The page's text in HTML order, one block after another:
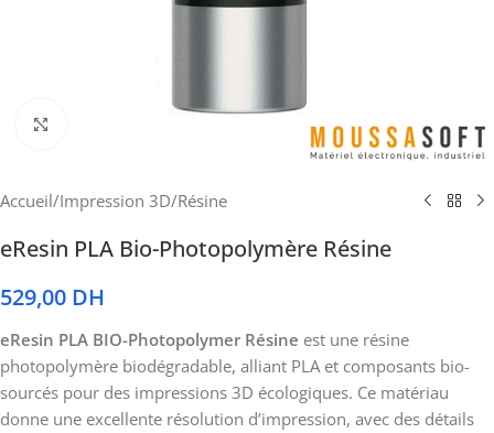
Accueil/Impression 3D/Résine
eResin PLA Bio-Photopolymère Résine
529,00 DH
eResin PLA BIO-Photopolymer Résine est une résine
photopolymère biodégradable, alliant PLA et composants bio-
sourcés pour des impressions 3D écologiques. Ce matériau
donne une excellente résolution d’impression, avec des détails